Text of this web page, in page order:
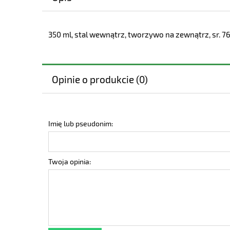
350 ml, stal wewnątrz, tworzywo na zewnątrz, sr.
Opinie o produkcie (0)
Imię lub pseudonim:
Twoja opinia: